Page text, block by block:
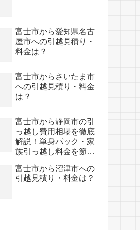
富士市から愛知県名古
屋市への引越見積り・
料金は？
富士市からさいたま市
への引越見積り・料金
は？
富士市から静岡市の引
っ越し費用相場を徹底
解説！単身パック・家
族引っ越し料金を節約
富士市から沼津市への
引越見積り・料金は？